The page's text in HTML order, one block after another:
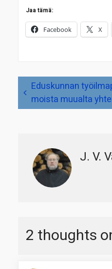
Jaa tämä:
Facebook X
Artikkelien
selausEduskunnan
moista muualta
J. V.
2 thoughts